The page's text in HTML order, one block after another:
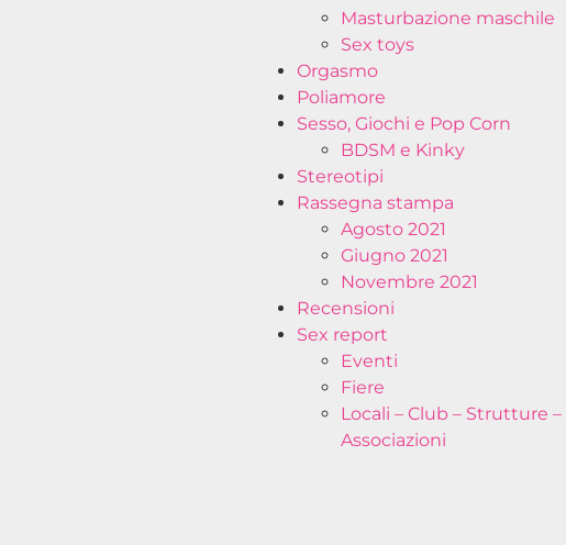
Masturbazione maschile
Sex toys
Orgasmo
Poliamore
Sesso, Giochi e Pop Corn
BDSM e Kinky
Stereotipi
Rassegna stampa
Agosto 2021
Giugno 2021
Novembre 2021
Recensioni
Sex report
Eventi
Fiere
Locali – Club – Strutture –
Associazioni